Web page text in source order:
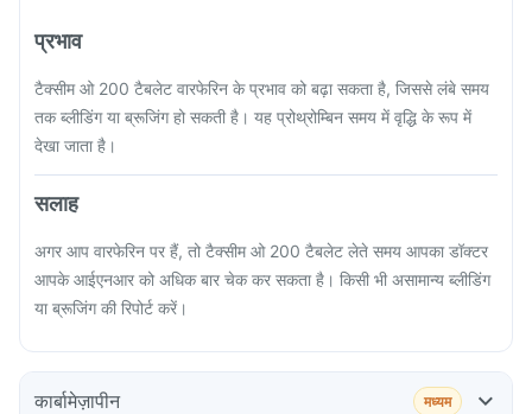
प्रभाव
टैक्सीम ओ 200 टैबलेट वारफेरिन के प्रभाव को बढ़ा सकता है, जिससे लंबे समय
तक ब्लीडिंग या ब्रूजिंग हो सकती है। यह प्रोथ्रोम्बिन समय में वृद्धि के रूप में
देखा जाता है।
सलाह
अगर आप वारफेरिन पर हैं, तो टैक्सीम ओ 200 टैबलेट लेते समय आपका डॉक्टर
आपके आईएनआर को अधिक बार चेक कर सकता है। किसी भी असामान्य ब्लीडिंग
या ब्रूजिंग की रिपोर्ट करें।
कार्बामेज़ापीन मध्यम